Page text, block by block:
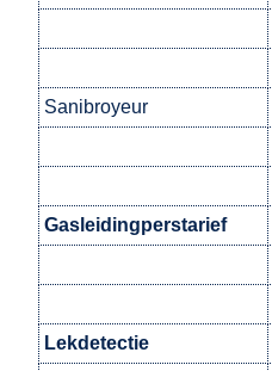
Sanibroyeur
Gasleidingperstarief
Lekdetectie